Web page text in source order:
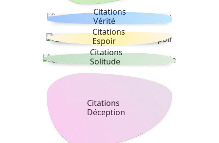
Citations
Vérité
Citations
Espoir
Citations
Solitude
Citations
Déception